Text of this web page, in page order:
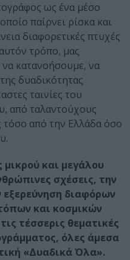
ως ένα μέσο
παίρνει ρίσκα και
διαφορετικές πτυχές
τρόπο, μας
να κατανοήσουμε, να
δυαδικότητας
ταινίες του
από ταλαντούχους
τόσο από την Ελλάδα όσο
μικρού και μεγάλου
σχέσεις, την
εξερεύνηση διαφόρων
και κοσμικών
τέσσερις θεματικές
όλες άμεσα
«Δυαδικά Όλα».